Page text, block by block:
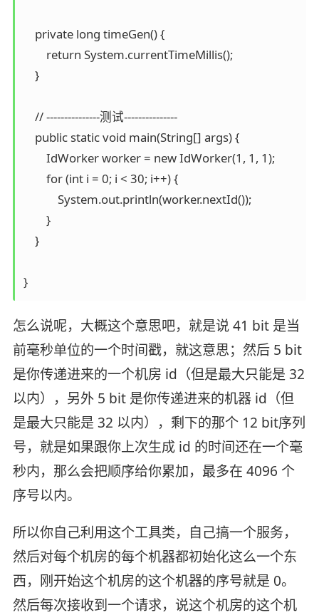
    private long timeGen() {
        return System.currentTimeMillis();
    }
    // ---------------测试---------------
    public static void main(String[] args) {
        IdWorker worker = new IdWorker(1, 1, 1);
        for (int i = 0; i < 30; i++) {
            System.out.println(worker.nextId());
        }
    }
}
怎么说呢，大概这个意思吧，就是说 41 bit 是当
前毫秒单位的一个时间戳，就这意思；然后 5 bit
是你传递进来的一个机房 id（但是最大只能是 32
以内），另外 5 bit 是你传递进来的机器 id（但
是最大只能是 32 以内），剩下的那个 12 bit序列
号，就是如果跟你上次生成 id 的时间还在一个毫
秒内，那么会把顺序给你累加，最多在 4096 个
序号以内。
所以你自己利用这个工具类，自己搞一个服务，
然后对每个机房的每个机器都初始化这么一个东
西，刚开始这个机房的这个机器的序号就是 0。
然后每次接收到一个请求，说这个机房的这个机